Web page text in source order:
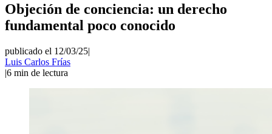
Objeción de conciencia: un derecho
fundamental poco conocido
publicado el 12/03/25|
Luis Carlos Frías
|6 min de lectura